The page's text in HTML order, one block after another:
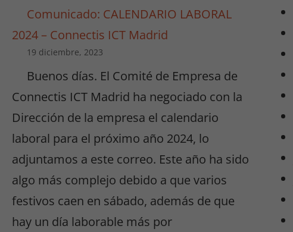
Comunicado: CALENDARIO LABORAL
2024 – Connectis ICT Madrid
19 diciembre, 2023
Buenos días. El Comité de Empresa de
Connectis ICT Madrid ha negociado con la
Dirección de la empresa el calendario
laboral para el próximo año 2024, lo
adjuntamos a este correo. Este año ha sido
algo más complejo debido a que varios
festivos caen en sábado, además de que
hay un día laborable más por